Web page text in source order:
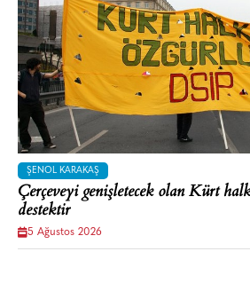
ŞENOL KARAKAŞ
Çerçeveyi genişletecek olan Kürt
destektir
5 Ağustos 2026